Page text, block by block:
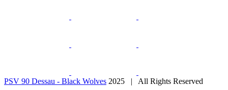
PSV 90 Dessau - Black Wolves 2025 | All Rights Reserved